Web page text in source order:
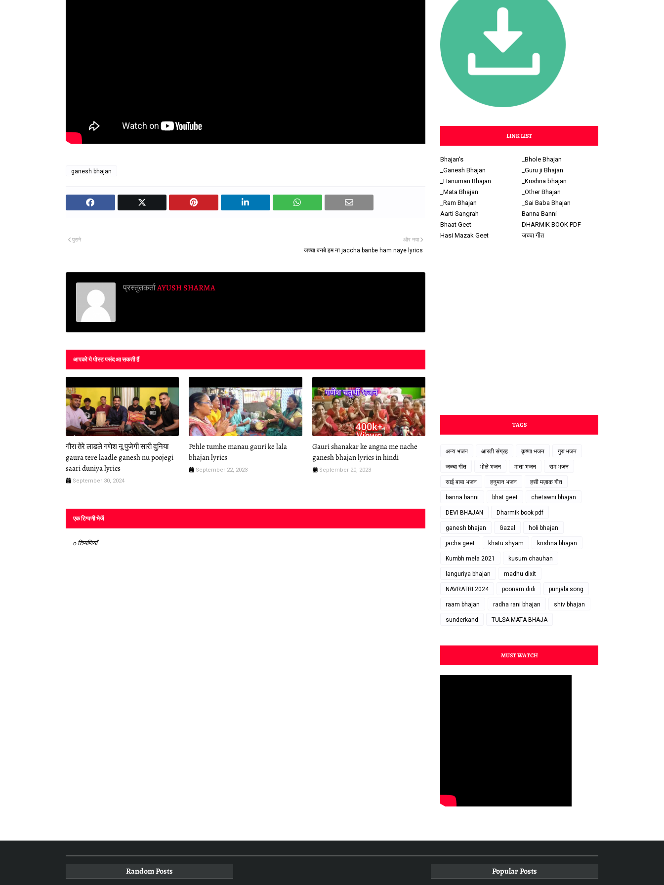
ganesh bhajan
और नया
जच्चा बनबे हम ना jaccha banbe ham naye lyrics
पुराने
प्रस्तुतकर्ताAYUSH SHARMA
आपको ये पोस्ट पसंद आ सकती हैं
गौरा तेरे लाडले गणेश नू पुजेगी सारी दुनिया
gaura tere laadle ganesh nu poojegi
saari duniya lyrics
September 30, 2024
Pehle tumhe manau gauri ke lala
bhajan lyrics
September 22, 2023
Gauri shanakar ke angna me nache
ganesh bhajan lyrics in hindi
September 20, 2023
एक टिप्पणी भेजें
0 टिप्पणियाँ
LINK LIST
Bhajan's
_Bhole Bhajan
_Ganesh Bhajan
_Guru ji Bhajan
_Hanuman Bhajan
_Krishna bhajan
_Mata Bhajan
_Other Bhajan
_Ram Bhajan
_Sai Baba Bhajan
Aarti Sangrah
Banna Banni
Bhaat Geet
DHARMIK BOOK PDF
Hasi Mazak Geet
जच्चा गीत
TAGS
अन्य भजन आरती संग्रह कृष्णा भजन गुरु भजन
जच्चा गीत भोले भजन माता भजन राम भजन
साईं बाबा भजन हनुमान भजन हसी मज़ाक गीत
banna banni bhat geet chetawni bhajan
DEVI BHAJAN Dharmik book pdf
ganesh bhajan Gazal holi bhajan
jacha geet khatu shyam krishna bhajan
Kumbh mela 2021 kusum chauhan
languriya bhajan madhu dixit
NAVRATRI 2024 poonam didi punjabi song
raam bhajan radha rani bhajan shiv bhajan
sunderkand TULSA MATA BHAJA
MUST WATCH
Random Posts Popular Posts